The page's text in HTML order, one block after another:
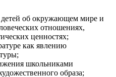
об окружающем мире и
отношениях,
ценностях;
как явлению
школьниками
образа;